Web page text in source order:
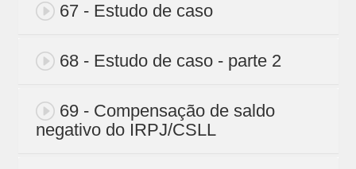
67 - Estudo de caso
68 - Estudo de caso - parte 2
69 - Compensação de saldo
negativo do IRPJ/CSLL